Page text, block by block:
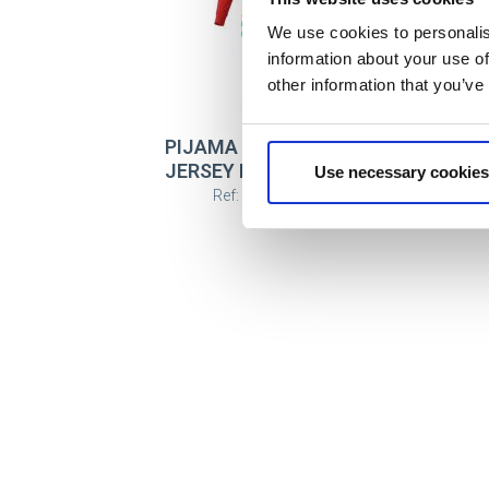
We use cookies to
information about your use
other information that
Use necessary
PIJAMA LARGO SINGLE
JERSEY NAVIDEÑO THE
Ref: 2900003191